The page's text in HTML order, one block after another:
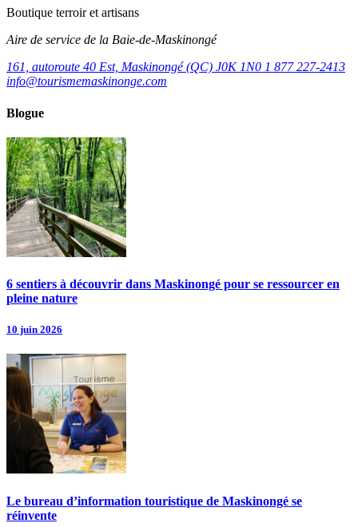
Boutique terroir et artisans
Aire de service de la Baie-de-Maskinongé
161, autoroute 40 Est, Maskinongé (QC) J0K 1N0 1 877 227-2413
info@tourismemaskinonge.com
Blogue
6 sentiers à découvrir dans Maskinongé pour se ressourcer en
pleine nature
10 juin 2026
Le bureau d’information touristique de Maskinongé se
réinvente